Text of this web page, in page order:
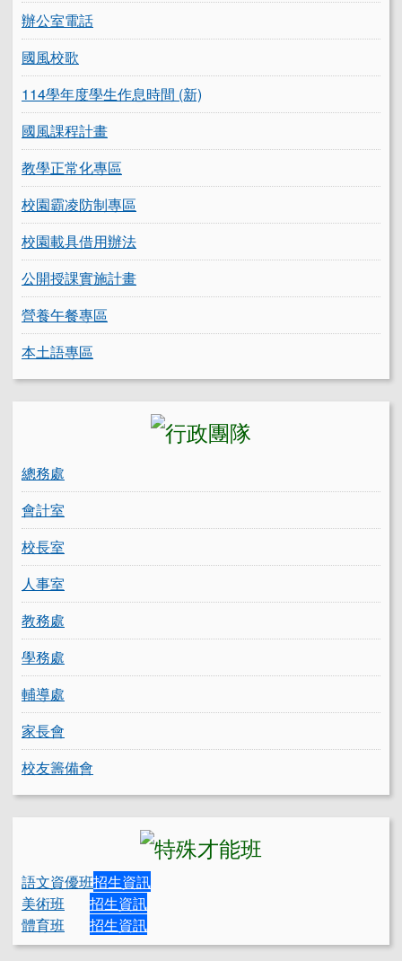
辦公室電話
國風校歌
114學年度學生作息時間 (新)
國風課程計畫
教學正常化專區
校園霸凌防制專區
校園載具借用辦法
公開授課實施計畫
營養午餐專區
本土語專區
總務處
會計室
校長室
人事室
教務處
學務處
輔導處
家長會
校友籌備會
語文資優班招生資訊
美術班
招生資訊
體育班
招生資訊